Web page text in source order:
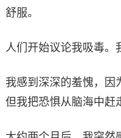
舒服。
人们开始议论我吸毒。
我感到深深的羞愧，因
但我把恐惧从脑海中赶